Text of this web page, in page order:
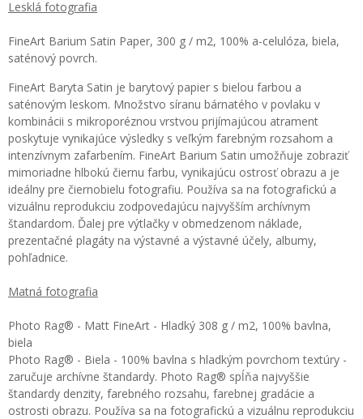
Lesklá fotografia
FineArt Barium Satin Paper, 300 g / m2, 100% a-celulóza, biela,
saténový povrch.
FineArt Baryta Satin je barytový papier s bielou farbou a
saténovým leskom. Množstvo síranu bárnatého v povlaku v
kombinácii s mikroporéznou vrstvou prijímajúcou atrament
poskytuje vynikajúce výsledky s veľkým farebným rozsahom a
intenzívnym zafarbením. FineArt Barium Satin umožňuje zobraziť
mimoriadne hlbokú čiernu farbu, vynikajúcu ostrosť obrazu a je
ideálny pre čiernobielu fotografiu. Používa sa na fotografickú a
vizuálnu reprodukciu zodpovedajúcu najvyšším archívnym
štandardom. Ďalej pre výtlačky v obmedzenom náklade,
prezentačné plagáty na výstavné a výstavné účely, albumy,
pohľadnice.
Matná fotografia
Photo Rag® - Matt FineArt - Hladký 308 g / m2, 100% bavlna,
biela
Photo Rag® - Biela - 100% bavlna s hladkým povrchom textúry -
zaručuje archívne štandardy. Photo Rag® spĺňa najvyššie
štandardy denzity, farebného rozsahu, farebnej gradácie a
ostrosti obrazu. Používa sa na fotografickú a vizuálnu reprodukciu